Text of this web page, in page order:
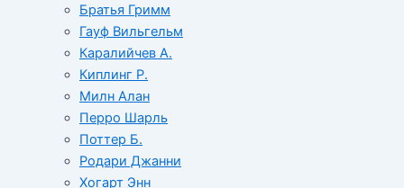
Братья Гримм
Гауф Вильгельм
Каралийчев А.
Киплинг Р.
Милн Алан
Перро Шарль
Поттер Б.
Родари Джанни
Хогарт Энн